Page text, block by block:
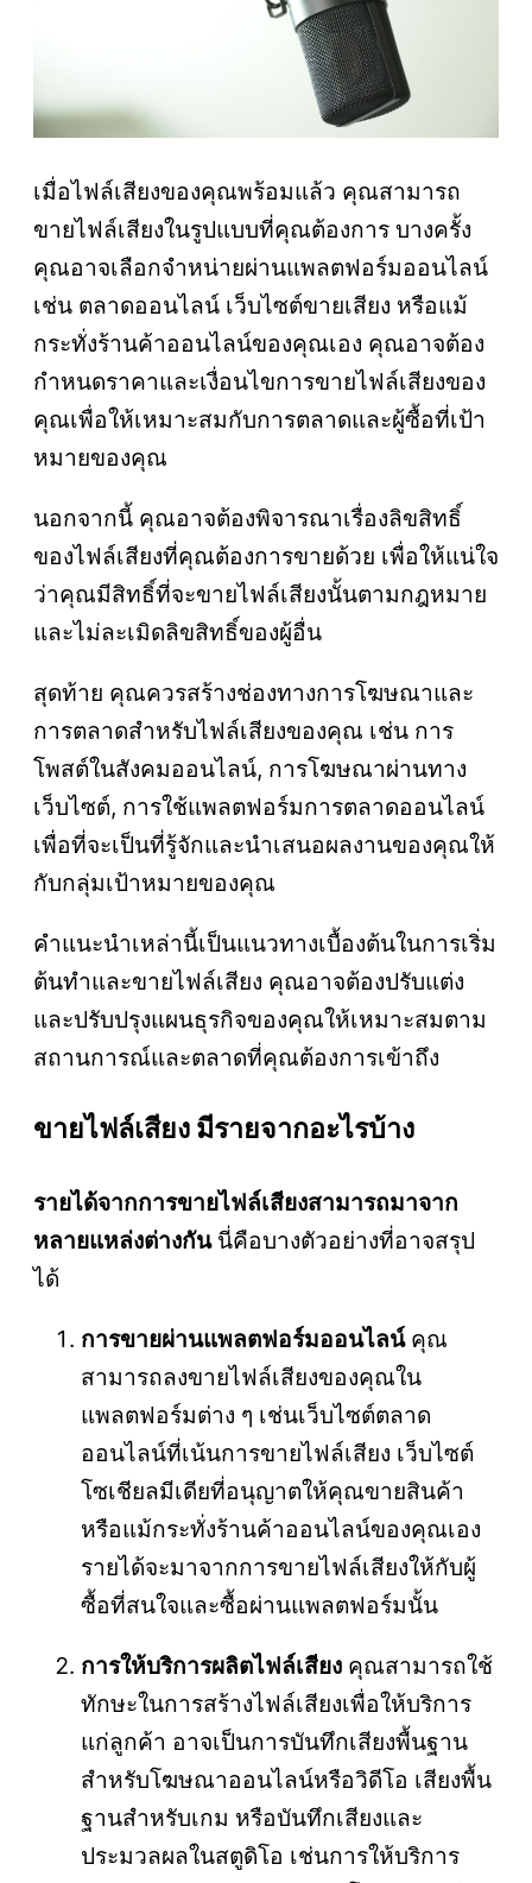
เมื่อไฟล์เสียงของคุณพร้อมแล้ว คุณสามารถ
ขายไฟล์เสียงในรูปแบบที่คุณต้องการ บางครั้ง
คุณอาจเลือกจำหน่ายผ่านแพลตฟอร์มออนไลน์
เช่น ตลาดออนไลน์ เว็บไซต์ขายเสียง หรือแม้
กระทั่งร้านค้าออนไลน์ของคุณเอง คุณอาจต้อง
กำหนดราคาและเงื่อนไขการขายไฟล์เสียงของ
คุณเพื่อให้เหมาะสมกับการตลาดและผู้ซื้อที่เป้า
หมายของคุณ
นอกจากนี้ คุณอาจต้องพิจารณาเรื่องลิขสิทธิ์
ของไฟล์เสียงที่คุณต้องการขายด้วย เพื่อให้แน่ใจ
ว่าคุณมีสิทธิ์ที่จะขายไฟล์เสียงนั้นตามกฎหมาย
และไม่ละเมิดลิขสิทธิ์ของผู้อื่น
สุดท้าย คุณควรสร้างช่องทางการโฆษณาและ
การตลาดสำหรับไฟล์เสียงของคุณ เช่น การ
โพสต์ในสังคมออนไลน์, การโฆษณาผ่านทาง
เว็บไซต์, การใช้แพลตฟอร์มการตลาดออนไลน์
เพื่อที่จะเป็นที่รู้จักและนำเสนอผลงานของคุณให้
กับกลุ่มเป้าหมายของคุณ
คำแนะนำเหล่านี้เป็นแนวทางเบื้องต้นในการเริ่ม
ต้นทำและขายไฟล์เสียง คุณอาจต้องปรับแต่ง
และปรับปรุงแผนธุรกิจของคุณให้เหมาะสมตาม
สถานการณ์และตลาดที่คุณต้องการเข้าถึง
ขายไฟล์เสียง มีรายจากอะไรบ้าง
รายได้จากการขายไฟล์เสียงสามารถมาจาก
หลายแหล่งต่างกันนี่คือบางตัวอย่างที่อาจสรุป
ได้
การขายผ่านแพลตฟอร์มออนไลน์คุณ
สามารถลงขายไฟล์เสียงของคุณใน
แพลตฟอร์มต่าง ๆ เช่นเว็บไซต์ตลาด
ออนไลน์ที่เน้นการขายไฟล์เสียง เว็บไซต์
โซเชียลมีเดียที่อนุญาตให้คุณขายสินค้า
หรือแม้กระทั่งร้านค้าออนไลน์ของคุณเอง
รายได้จะมาจากการขายไฟล์เสียงให้กับผู้
ซื้อที่สนใจและซื้อผ่านแพลตฟอร์มนั้น
การให้บริการผลิตไฟล์เสียง คุณสามารถใช้
ทักษะในการสร้างไฟล์เสียงเพื่อให้บริการ
แก่ลูกค้า อาจเป็นการบันทึกเสียงพื้นฐาน
สำหรับโฆษณาออนไลน์หรือวิดีโอ เสียงพื้น
ฐานสำหรับเกม หรือบันทึกเสียงและ
ประมวลผลในสตูดิโอ เช่นการให้บริการ